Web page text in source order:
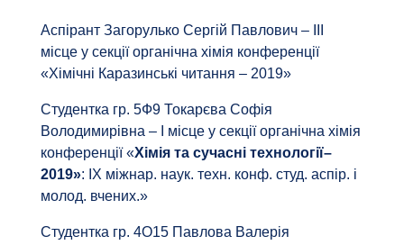
Аспірант Загорулько Сергій Павлович – ІІІ
місце у секції органічна хімія конференції
«Хімічні Каразинські читання – 2019»
Студентка гр. 5Ф9 Токарєва Софія
Володимирівна – І місце у секції органічна хімія
конференції «Хімія та сучасні технології–
2019»: ІX міжнар. наук. техн. конф. студ. аспір. і
молод. вчених.»
Студентка гр. 4О15 Павлова Валерія